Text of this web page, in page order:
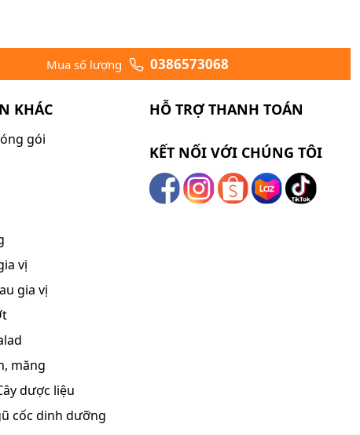
Mua số lượng 0386573068
KHÁC
gói
vị
gia vị
măng
dược liệu
cốc dinh dưỡng
HỖ TRỢ THANH TOÁN
KẾT NỐI VỚI CHÚNG TÔI